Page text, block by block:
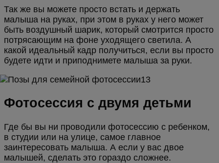
Так же вы можете просто встать и держать
малыша на руках, при этом в руках у него может
быть воздушный шарик, который смотрится просто
потрясающим на фоне уходящего светила. А
какой идеальный кадр получиться, если вы просто
будете идти и приподнимете малыша за руки.
Фотосессия с двумя детьми
Где бы вы ни проводили фотосессию с ребенком,
в студии или на улице, самое главное
заинтересовать малыша. А если у вас двое
малышей, сделать это гораздо сложнее.